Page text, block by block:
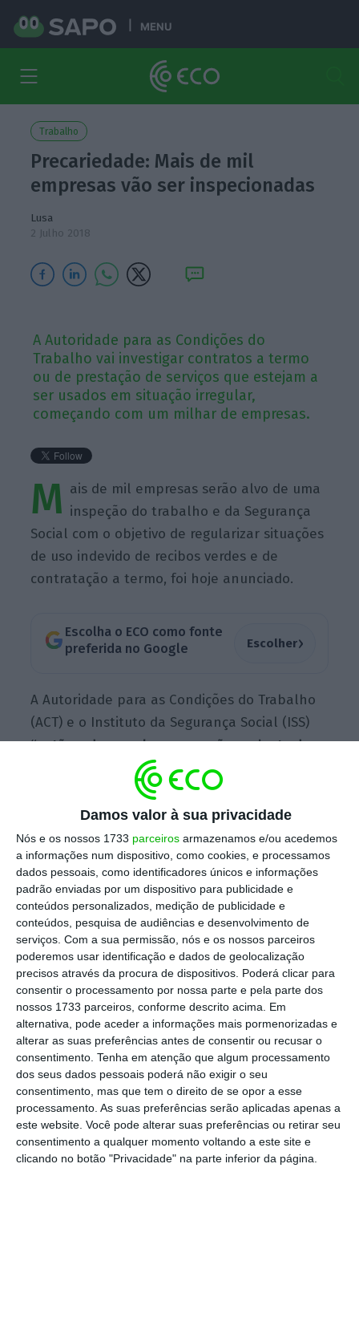
Damos valor à sua privacidade
Nós e os nossos 1733 parceiros armazenamos e/ou acedemos
a informações num dispositivo, como cookies, e processamos
dados pessoais, como identificadores únicos e informações
padrão enviadas por um dispositivo para publicidade e
conteúdos personalizados, medição de publicidade e
conteúdos, pesquisa de audiências e desenvolvimento de
serviços. Com a sua permissão, nós e os nossos parceiros
poderemos usar identificação e dados de geolocalização
precisos através da procura de dispositivos. Poderá clicar para
consentir o processamento por nossa parte e pela parte dos
nossos 1733 parceiros, conforme descrito acima. Em
alternativa, pode aceder a informações mais pormenorizadas e
alterar as suas preferências antes de consentir ou recusar o
consentimento. Tenha em atenção que algum processamento
dos seus dados pessoais poderá não exigir o seu
consentimento, mas que tem o direito de se opor a esse
processamento. As suas preferências serão aplicadas apenas a
este website. Você pode alterar suas preferências ou retirar seu
consentimento a qualquer momento voltando a este site e
clicando no botão "Privacidade" na parte inferior da página.
MENU
Trabalho
Precariedade: Mais de mil
empresas vão ser inspecionadas
Lusa
2 Julho 2018
A Autoridade para as Condições do
Trabalho vai investigar contratos a termo
ou de prestação de serviços que estejam a
ser usados em situação irregular,
começando com um milhar de empresas.
M ais de mil empresas serão alvo de uma
inspeção do trabalho e da Segurança
Social com o objetivo de regularizar situações
de uso indevido de recibos verdes e de
contratação a termo, foi hoje anunciado.
Escolha o ECO como fonte
preferida no Google
Escolher›
A Autoridade para as Condições do Trabalho
(ACT) e o Instituto da Segurança Social (ISS)
“estão a desenvolver uma ação conjunta de
âmbito nacional com o objetivo de regularizar
situações de uso indevido de contratos de
prestação de serviço e de contratação a
termo”, avança a ACT em comunicado.
Governo vai taxar empresas com demasiados
contratos a prazo
Ler Mais
Na primeira fase da campanha conjunta
foram selecionadas para inspeção “mais de
um milhar de empresas de vários setores de
atividade” , acrescenta a autoridade.
A campanha envolve mais de 300 inspetores
da ACT e do ISS, com equipas conjuntas de
ambos os organismos e é direcionada a um
conjunto de entidades empregadoras,